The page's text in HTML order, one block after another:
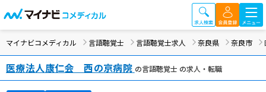
マイナビコメディカル 言語聴覚士 言語聴覚士求人 奈良県 奈良市
医療法人康仁会 西の京病院 の言語聴覚士 の求人・転職